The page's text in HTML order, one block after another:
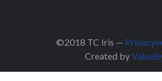
©2018 TC Iris —
Created by